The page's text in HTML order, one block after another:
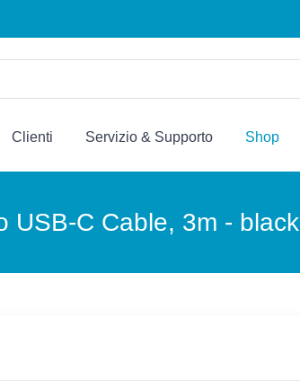
Clienti Servizio & Supporto Shop
USB-C Cable, 3m - black